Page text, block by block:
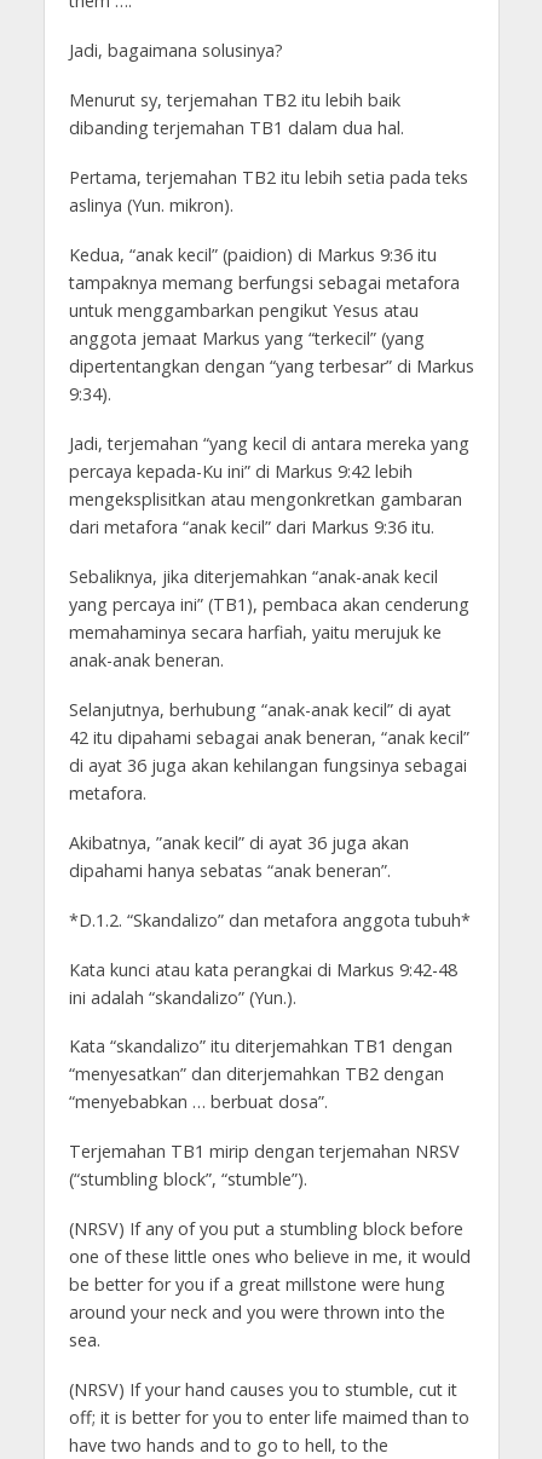
Jadi, bagaimana solusinya?
Menurut sy, terjemahan TB2 itu lebih baik
dibanding terjemahan TB1 dalam dua hal.
Pertama, terjemahan TB2 itu lebih setia pada teks
aslinya (Yun. mikron).
Kedua, “anak kecil” (paidion) di Markus 9:36 itu
tampaknya memang berfungsi sebagai metafora
untuk menggambarkan pengikut Yesus atau
anggota jemaat Markus yang “terkecil” (yang
dipertentangkan dengan “yang terbesar” di Markus
9:34).
Jadi, terjemahan “yang kecil di antara mereka yang
percaya kepada-Ku ini” di Markus 9:42 lebih
mengeksplisitkan atau mengonkretkan gambaran
dari metafora “anak kecil” dari Markus 9:36 itu.
Sebaliknya, jika diterjemahkan “anak-anak kecil
yang percaya ini” (TB1), pembaca akan cenderung
memahaminya secara harfiah, yaitu merujuk ke
anak-anak beneran.
Selanjutnya, berhubung “anak-anak kecil” di ayat
42 itu dipahami sebagai anak beneran, “anak kecil”
di ayat 36 juga akan kehilangan fungsinya sebagai
metafora.
Akibatnya, ”anak kecil” di ayat 36 juga akan
dipahami hanya sebatas “anak beneran”.
*D.1.2. “Skandalizo” dan metafora anggota tubuh*
Kata kunci atau kata perangkai di Markus 9:42-48
ini adalah “skandalizo” (Yun.).
Kata “skandalizo” itu diterjemahkan TB1 dengan
“menyesatkan” dan diterjemahkan TB2 dengan
“menyebabkan … berbuat dosa”.
Terjemahan TB1 mirip dengan terjemahan NRSV
(“stumbling block”, “stumble”).
(NRSV) If any of you put a stumbling block before
one of these little ones who believe in me, it would
be better for you if a great millstone were hung
around your neck and you were thrown into the
sea.
(NRSV) If your hand causes you to stumble, cut it
off; it is better for you to enter life maimed than to
have two hands and to go to hell, to the